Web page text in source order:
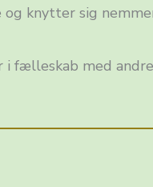
knytter sig
fælleskab med